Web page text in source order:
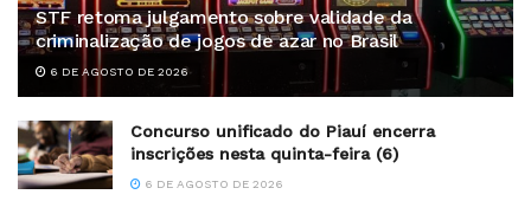
STF retoma julgamento sobre validade da
criminalização de jogos de azar no Brasil
6 DE AGOSTO DE 2026
Concurso unificado do Piauí encerra
inscrições nesta quinta-feira (6)
6 DE AGOSTO DE 2026